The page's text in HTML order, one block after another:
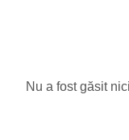
Nu a fost găsit